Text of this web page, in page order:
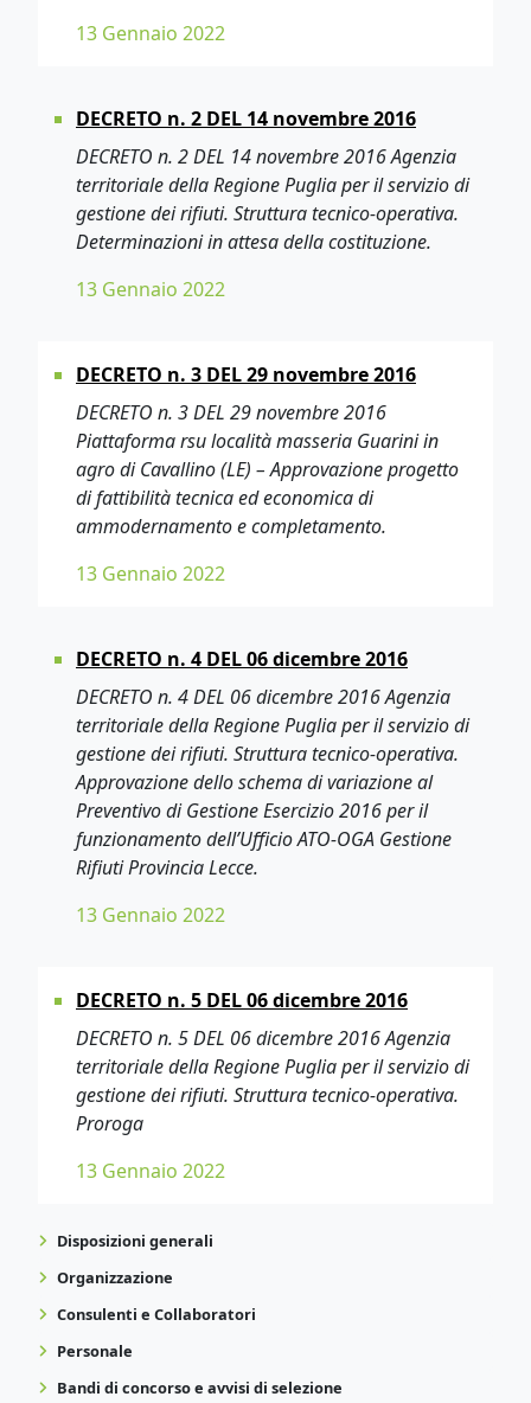
Disposizioni generali
Organizzazione
Consulenti e Collaboratori
Personale
Bandi di concorso e avvisi di selezione
13 Gennaio 2022
DECRETO n. 2 DEL 14 novembre 2016
DECRETO n. 2 DEL 14 novembre 2016 Agenzia
territoriale della Regione Puglia per il servizio di
gestione dei rifiuti. Struttura tecnico-operativa.
Determinazioni in attesa della costituzione.
13 Gennaio 2022
DECRETO n. 3 DEL 29 novembre 2016
DECRETO n. 3 DEL 29 novembre 2016
Piattaforma rsu località masseria Guarini in
agro di Cavallino (LE) – Approvazione progetto
di fattibilità tecnica ed economica di
ammodernamento e completamento.
13 Gennaio 2022
DECRETO n. 4 DEL 06 dicembre 2016
DECRETO n. 4 DEL 06 dicembre 2016 Agenzia
territoriale della Regione Puglia per il servizio di
gestione dei rifiuti. Struttura tecnico-operativa.
Approvazione dello schema di variazione al
Preventivo di Gestione Esercizio 2016 per il
funzionamento dell’Ufficio ATO-OGA Gestione
Rifiuti Provincia Lecce.
13 Gennaio 2022
DECRETO n. 5 DEL 06 dicembre 2016
DECRETO n. 5 DEL 06 dicembre 2016 Agenzia
territoriale della Regione Puglia per il servizio di
gestione dei rifiuti. Struttura tecnico-operativa.
Proroga
13 Gennaio 2022